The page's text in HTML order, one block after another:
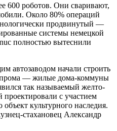
600 роботов. Они сваривают,
Около 80% операций
продвинутый —
системы немецкой
полностью вытеснили
автозаводом начали строить
— жилые дома-коммуны
так называемый желто-
проектировали с участием
культурного наследия.
стахановец Александр